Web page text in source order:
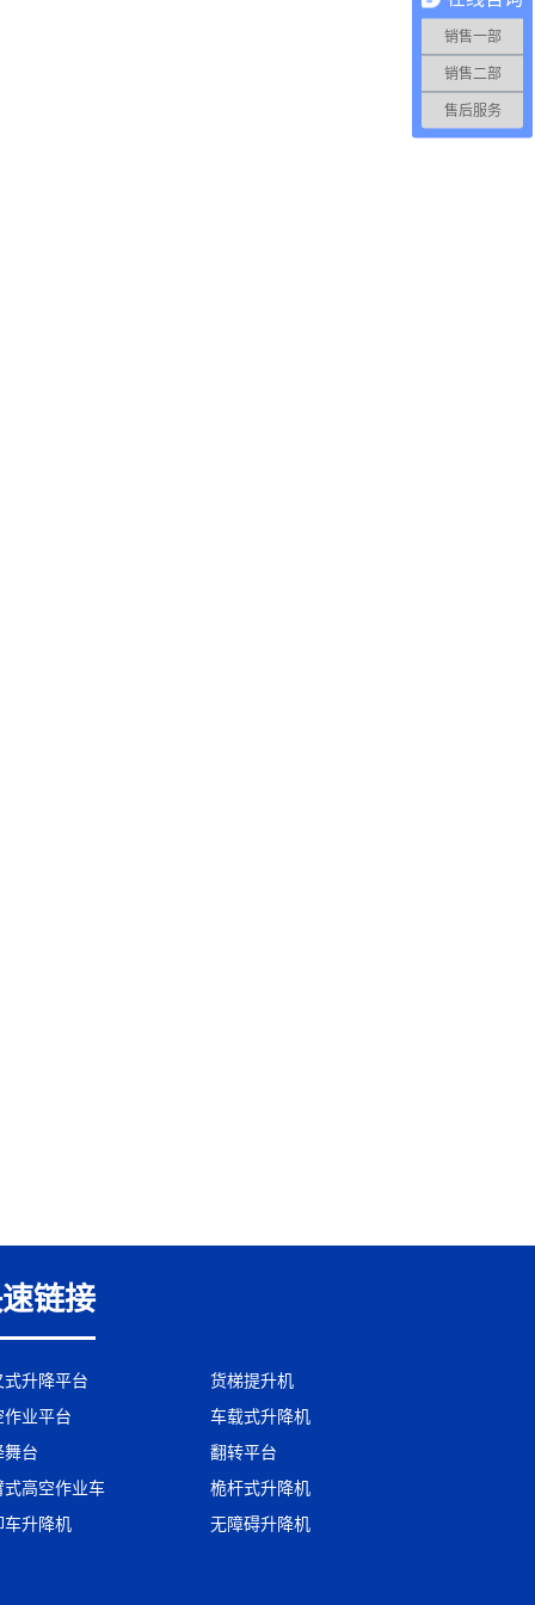
链接
式升降平台
货梯提升机
作业平台
车载式升降机
舞台
翻转平台
式高空作业车
桅杆式升降机
车升降机
无障碍升降机
销售一部
销售二部
售后服务